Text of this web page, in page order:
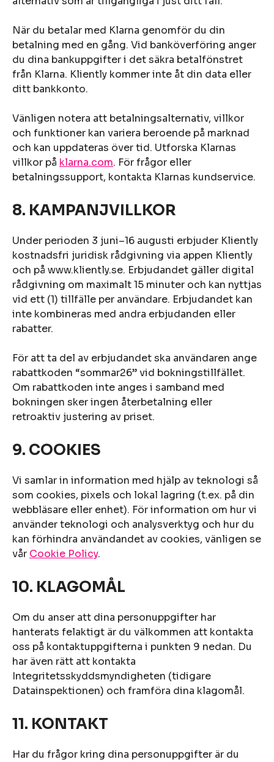
När du betalar med Klarna genomför du din
betalning med en gång. Vid banköverföring anger
du dina bankuppgifter i det säkra betalfönstret
från Klarna. Kliently kommer inte åt din data eller
ditt bankkonto.
Vänligen notera att betalningsalternativ, villkor
och funktioner kan variera beroende på marknad
och kan uppdateras över tid. Utforska Klarnas
villkor på klarna.com. För frågor eller
betalningssupport, kontakta Klarnas kundservice.
8. KAMPANJVILLKOR
Under perioden 3 juni–16 augusti erbjuder Kliently
kostnadsfri juridisk rådgivning via appen Kliently
och på www.kliently.se. Erbjudandet gäller digital
rådgivning om maximalt 15 minuter och kan nyttjas
vid ett (1) tillfälle per användare. Erbjudandet kan
inte kombineras med andra erbjudanden eller
rabatter.
För att ta del av erbjudandet ska användaren ange
rabattkoden “sommar26” vid bokningstillfället.
Om rabattkoden inte anges i samband med
bokningen sker ingen återbetalning eller
retroaktiv justering av priset.
9. COOKIES
Vi samlar in information med hjälp av teknologi så
som cookies, pixels och lokal lagring (t.ex. på din
webbläsare eller enhet). För information om hur vi
använder teknologi och analysverktyg och hur du
kan förhindra användandet av cookies, vänligen se
vår Cookie Policy.
10. KLAGOMÅL
Om du anser att dina personuppgifter har
hanterats felaktigt är du välkommen att kontakta
oss på kontaktuppgifterna i punkten 9 nedan. Du
har även rätt att kontakta
Integritetsskyddsmyndigheten (tidigare
Datainspektionen) och framföra dina klagomål.
11. KONTAKT
Har du frågor kring dina personuppgifter är du